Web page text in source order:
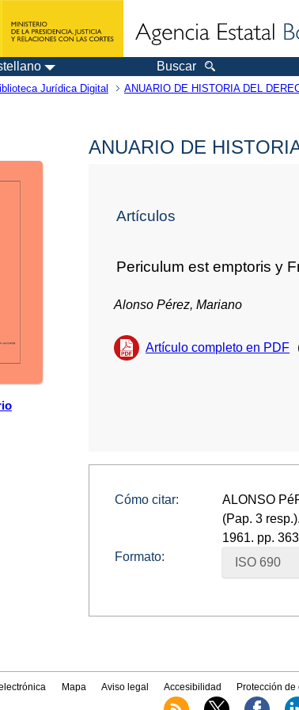
Buscar
Jurídica Digital ANUARIO DE HISTORIA DEL
ANUARIO DE
Artículos
Periculum est emptoris y
Alonso Pérez, Mariano
Artículo completo en PDF
Cómo citar:
ALONSO
(Pap. 3
1961. pp.
Formato:
ISO 690
Mapa Aviso legal Accesibilidad Protección de